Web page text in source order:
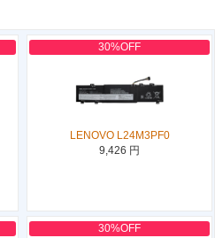
30%OFF
LENOVO L24M3PF0
9,426 円
30%OFF